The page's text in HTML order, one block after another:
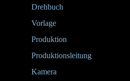
Drehbuch
Vorlage
Produktion
Produktionsleitung
Kamera